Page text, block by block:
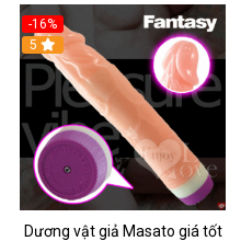
-16%
5
Dương vật giả Masato giá tốt